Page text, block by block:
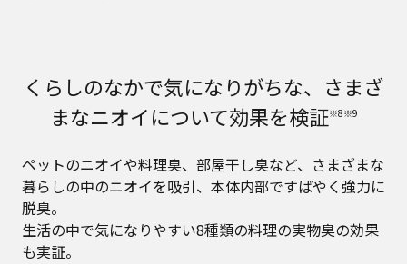
くらしのなかで気になりがちな、さまざ
まなニオイについて効果を検証※8※9
ペットのニオイや料理臭、部屋干し臭など、さまざまな
暮らしの中のニオイを吸引、本体内部ですばやく強力に
脱臭。
生活の中で気になりやすい8種類の料理の実物臭の効果
も実証。